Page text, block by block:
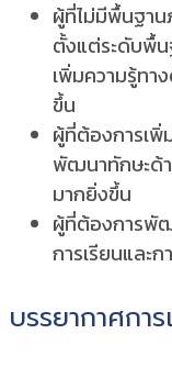
ผู้ที่ไม่มีพื้นฐาน
ตั้งแต่ระดับพื้
เพิ่มความรู้ทา
ขึ้น
ผู้ที่ต้องการเพิ่
พัฒนาทักษะด้
มากยิ่งขึ้น
ผู้ที่ต้องการพั
การเรียนและ
บรรยากาศการ